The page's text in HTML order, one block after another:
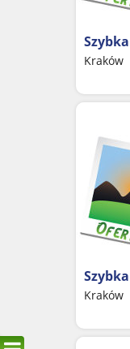
Kraków
Kraków